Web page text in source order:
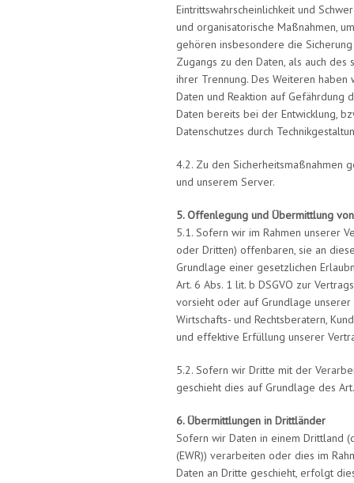
Eintrittswahrscheinlichkeit und
und organisatorische Maßnahmen,
gehören insbesondere die
Zugangs zu den Daten, als auch
ihrer Trennung. Des Weiteren
Daten und Reaktion auf Gefährdung
Daten bereits bei der Entwicklung,
Datenschutzes durch
4.2. Zu den Sicherheitsmaßnahmen
und unserem Server.
5. Offenlegung und Übermittlung
5.1. Sofern wir im Rahmen unserer
oder Dritten) offenbaren, sie an
Grundlage einer gesetzlichen
Art. 6 Abs. 1 lit. b DSGVO zur
vorsieht oder auf Grundlage unserer
Wirtschafts- und Rechtsberatern,
und effektive Erfüllung unserer
5.2. Sofern wir Dritte mit der
geschieht dies auf Grundlage des
6. Übermittlungen in Drittländer
Sofern wir Daten in einem Drittland
(EWR)) verarbeiten oder dies im
Daten an Dritte geschieht, erfolgt